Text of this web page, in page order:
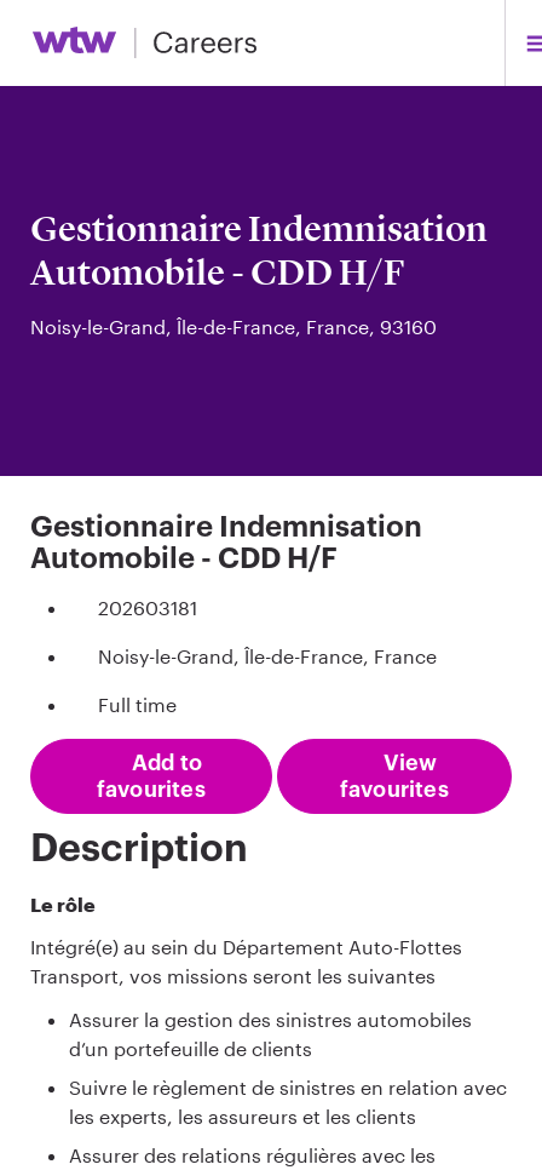
Gestionnaire Indemnisation
Automobile - CDD H/F
Noisy-le-Grand, Île-de-France, France, 93160
Gestionnaire Indemnisation
Automobile - CDD H/F
202603181
Noisy-le-Grand, Île-de-France, France
Full time
Add to
favourites
View
favourites
Description
Le rôle
Intégré(e) au sein du Département Auto-Flottes
Transport, vos missions seront les suivantes
Assurer la gestion des sinistres automobiles
d’un portefeuille de clients
Suivre le règlement de sinistres en relation avec
les experts, les assureurs et les clients
Assurer des relations régulières avec les